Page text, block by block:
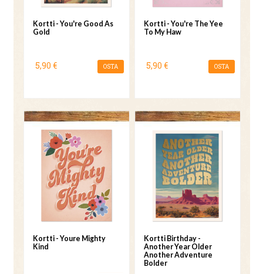
Kortti - You're Good As
Gold
5,90 € OSTA
Kortti - You're The Yee
To My Haw
5,90 € OSTA
Kortti - Youre Mighty
Kind
Kortti Birthday -
Another Year Older
Another Adventure
Bolder